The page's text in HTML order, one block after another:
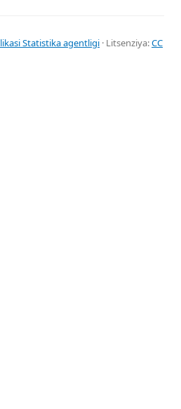
Statistika agentligi · Litsenziya:CC